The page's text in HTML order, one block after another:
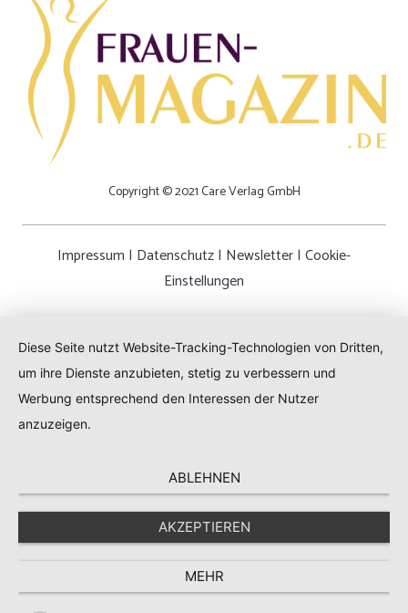
Copyright © 2021 Care Verlag GmbH
Impressum | Datenschutz| Newsletter| Cookie-
Einstellungen
Diese Seite nutzt Website-Tracking-Technologien von Dritten,
um ihre Dienste anzubieten, stetig zu verbessern und
Werbung entsprechend den Interessen der Nutzer
anzuzeigen.
ABLEHNEN
AKZEPTIEREN
MEHR